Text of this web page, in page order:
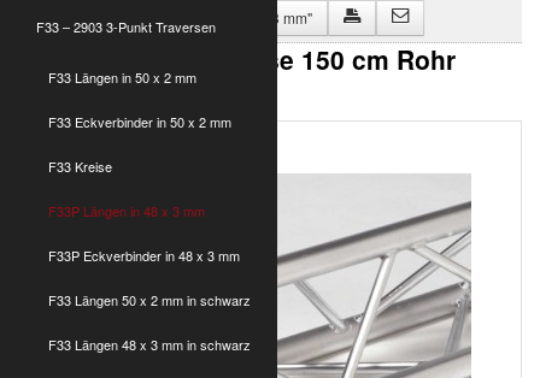
F33 – 2903 3-Punkt Traversen
F33 Längen in 50 x 2 mm
F33 Eckverbinder in 50 x 2 mm
F33 Kreise
F33P Längen in 48 x 3 mm
F33P Eckverbinder in 48 x 3 mm
F33 Längen 50 x 2 mm in schwarz
F33 Längen 48 x 3 mm in schwarz
Zurück zu "F33P Längen in 48 x 3 mm"
F33P 3-Punkt Traverse 150 cm Rohr
48x3mm incl. Konus